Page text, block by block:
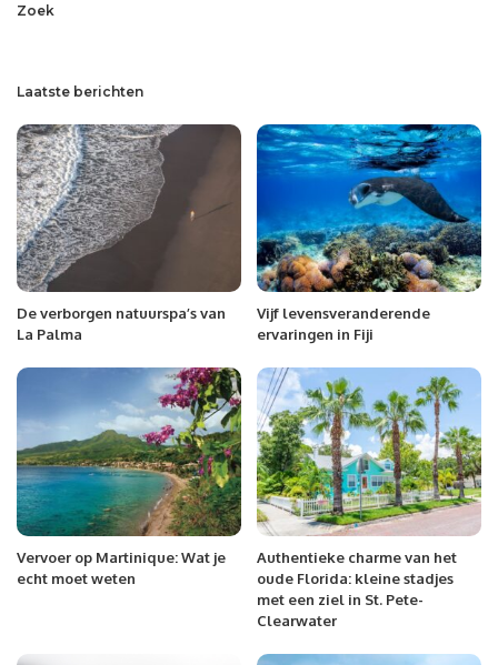
Zoek
Laatste berichten
De verborgen natuurspa’s van
La Palma
Vijf levensveranderende
ervaringen in Fiji
Vervoer op Martinique: Wat je
echt moet weten
Authentieke charme van het
oude Florida: kleine stadjes
met een ziel in St. Pete-
Clearwater